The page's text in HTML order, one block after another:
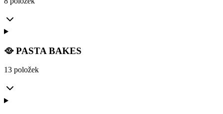
🥘 PASTA BAKES
13 položek